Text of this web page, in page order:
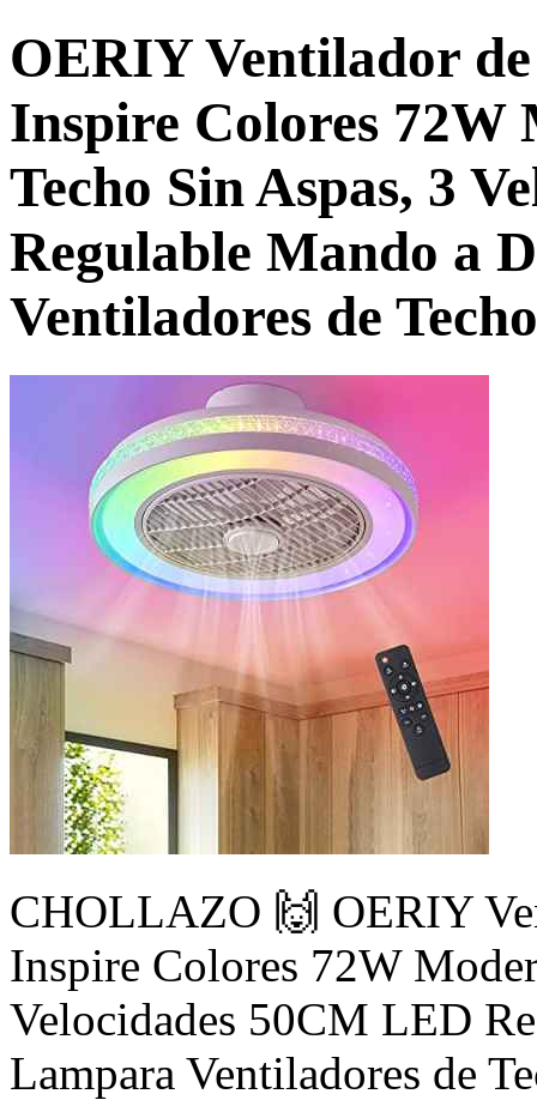
OERIY Ventilador
Inspire Colores 72W
Techo Sin Aspas, 3
Regulable Mando a
Ventiladores de
CHOLLAZO 🙌 OERIY
Inspire Colores 72W
Velocidades 50CM LED
Lampara Ventiladores de